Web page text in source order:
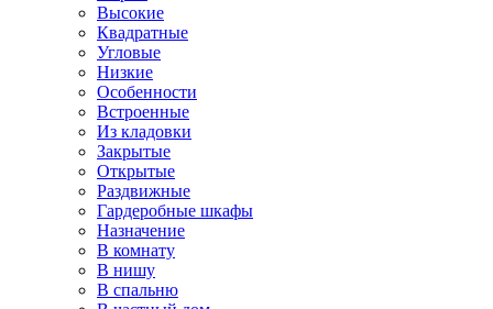
Высокие
Квадратные
Угловые
Низкие
Особенности
Встроенные
Из кладовки
Закрытые
Открытые
Раздвижные
Гардеробные шкафы
Назначение
В комнату
В нишу
В спальню